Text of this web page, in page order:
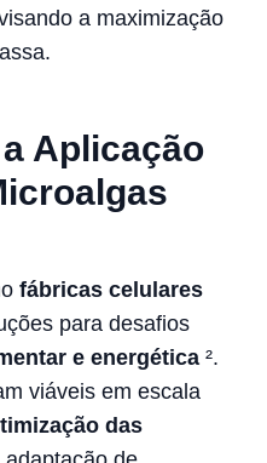
a maximização
Aplicação
fábricas celulares
para desafios
e energética ².
viáveis em escala
das